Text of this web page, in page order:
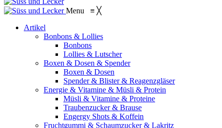
Menu ≡ ╳
Artikel
Bonbons & Lollies
Bonbons
Lollies & Lutscher
Boxen & Dosen & Spender
Boxen & Dosen
Spender & Blister & Reagenzgläser
Energie & Vitamine & Müsli & Protein
Müsli & Vitamine & Proteine
Traubenzucker & Brause
Engergy Shots & Koffein
Fruchtgummi & Schaumzucker & Lakritz